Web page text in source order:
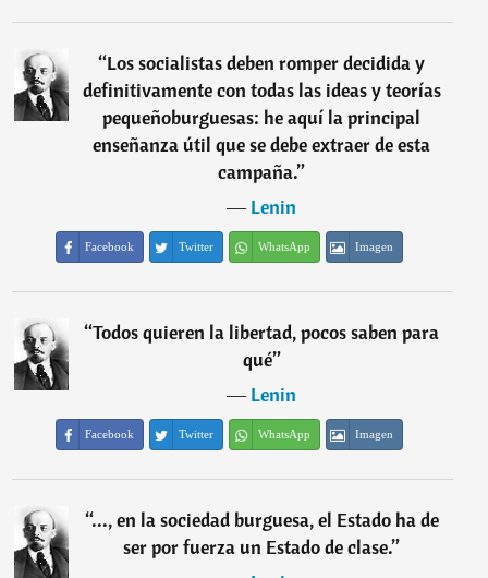
“Los socialistas deben romper decidida y
definitivamente con todas las ideas y teorías
pequeñoburguesas: he aquí la principal
enseñanza útil que se debe extraer de esta
campaña.”
―Lenin
Facebook Twitter WhatsApp Imagen
“Todos quieren la libertad, pocos saben para
qué”
―Lenin
Facebook Twitter WhatsApp Imagen
“..., en la sociedad burguesa, el Estado ha de
ser por fuerza un Estado de clase.”